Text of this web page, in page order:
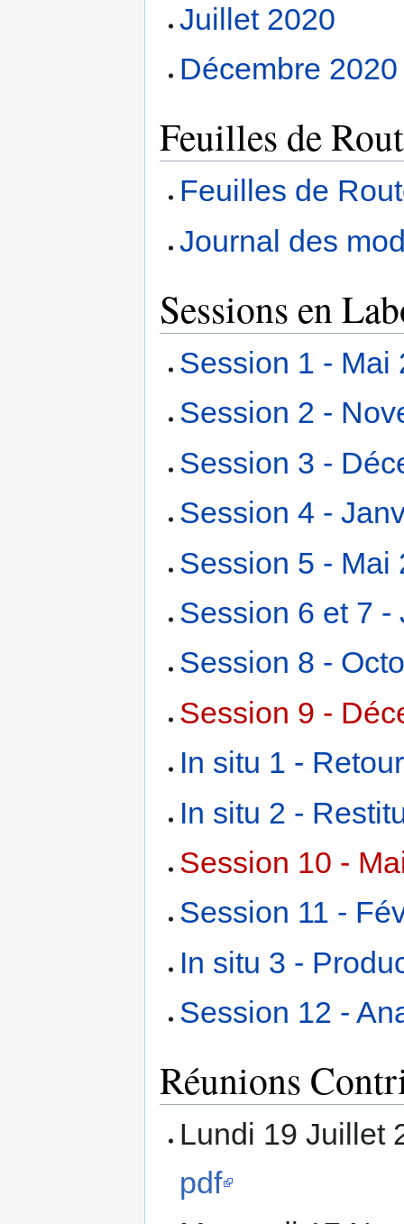
Juillet 2020
Décembre 2020
Feuilles de
Feuilles de
Journal des
Sessions en
Session 1 - Mai
Session 2 -
Session 3 -
Session 4 -
Session 5 - Mai
Session 6 et 7 -
Session 8 -
Session 9 -
In situ 1 -
In situ 2 -
Session 10 -
Session 11 -
In situ 3 -
Session 12 -
Réunions
Lundi 19 Juillet
pdf